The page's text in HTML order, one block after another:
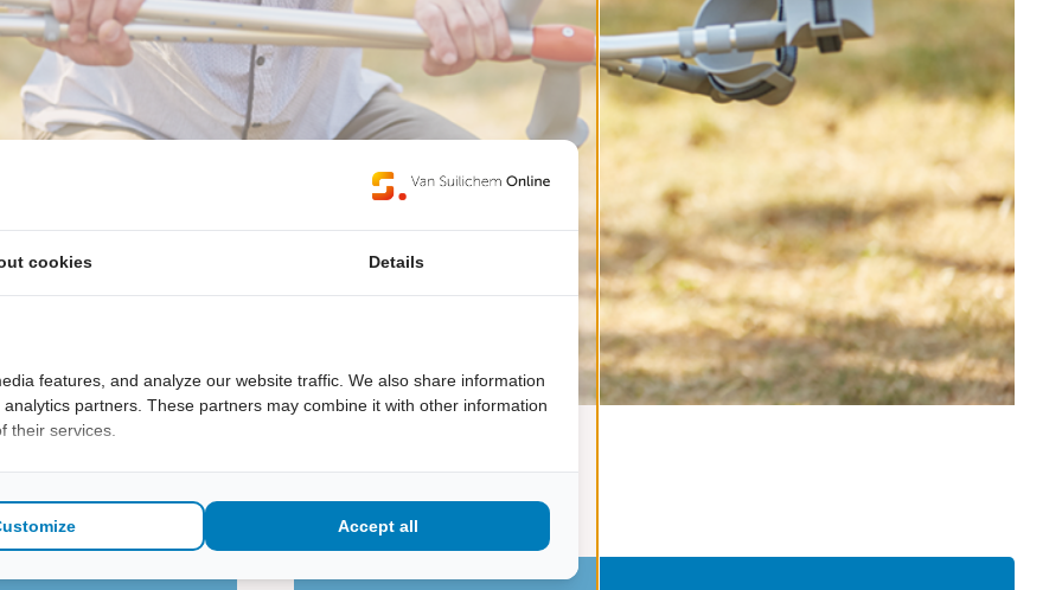
Valpreventie gaat over het voorkomen van vallen bij ouderen. Vallen kan ernstige verwondingen veroorzaken, zoals
botbreuken. Om dit te voorkomen, zijn er verschillende maatregelen die je kunt nemen.
Denk aan beweegprogramma's die de balans en spierkracht verbeteren, het aanpassen van de omgeving door obstakels te
verwijderen en handgrepen te plaatsen, en het controleren van je gezondheid en medicatie.
Ook is het belangrijk om goed geïnformeerd te zijn over de risico's van vallen en wat je kunt doen om deze te verminderen.
Valpreventie helpt om veilig en zelfstandig thuis te blijven wonen.
cookies Details
features, and analyze our website traffic. We also share information
partners. These partners may combine it with other information
their services.
Accept all